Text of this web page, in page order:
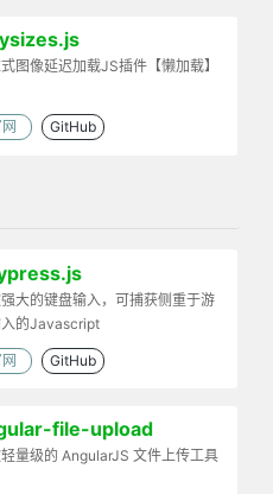
图像延迟加载JS插件【懒加载】
GitHub
大的键盘输入，可捕获侧重于游
的Javascript
GitHub
file-upload
量级的 AngularJS 文件上传工具